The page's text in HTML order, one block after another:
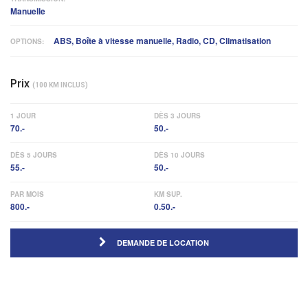
Manuelle
OPTIONS: ABS, Boîte à vitesse manuelle, Radio, CD, Climatisation
Prix (100 KM INCLUS)
1 JOUR
70.-
DÈS 3 JOURS
50.-
DÈS 5 JOURS
55.-
DÈS 10 JOURS
50.-
PAR MOIS
800.-
KM SUP.
0.50.-
DEMANDE DE LOCATION